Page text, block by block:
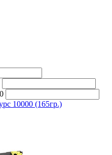
10000 (165гр.)